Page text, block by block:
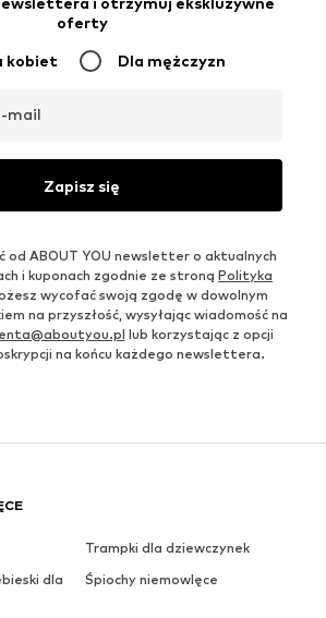
oferty
kobiet Dla mężczyzn
mail
Zapisz się
od ABOUT YOU newsletter o aktualnych
i kuponach zgodnie ze stroną Polityka
wycofać swoją zgodę w dowolnym
na przyszłość, wysyłając wiadomość na
lub korzystając z opcji
na końcu każdego newslettera.
Trampki dla dziewczynek
dla
Śpiochy niemowlęce